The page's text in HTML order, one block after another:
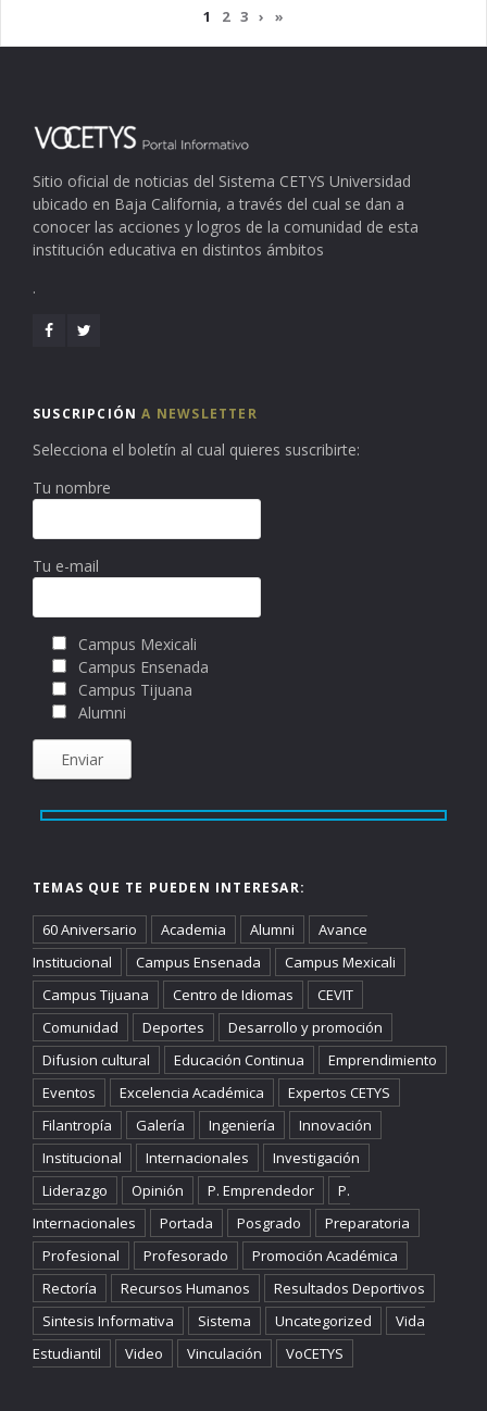
1 2 3 › »
Sitio oficial de noticias del Sistema CETYS Universidad
ubicado en Baja California, a través del cual se dan a
conocer las acciones y logros de la comunidad de esta
institución educativa en distintos ámbitos
.
SUSCRIPCIÓNA NEWSLETTER
Selecciona el boletín al cual quieres suscribirte:
Tu nombre
Tu e-mail
Campus Mexicali
Campus Ensenada
Campus Tijuana
Alumni
TEMAS QUE TE PUEDEN INTERESAR:
60 Aniversario Academia Alumni
Avance
Institucional
Campus Ensenada
Campus Mexicali
Campus Tijuana
Centro de Idiomas
CEVIT
Comunidad
Deportes
Desarrollo y promoción
Difusion cultural
Educación Continua
Emprendimiento
Eventos
Excelencia Académica
Expertos CETYS
Filantropía
Galería Ingeniería
Innovación
Institucional
Internacionales
Investigación
Liderazgo
Opinión P. Emprendedor
P.
Internacionales
Portada Posgrado
Preparatoria
Profesional
Profesorado
Promoción Académica
Rectoría
Recursos Humanos
Resultados Deportivos
Sintesis Informativa
Sistema Uncategorized
Vida
Estudiantil
Video Vinculación VoCETYS